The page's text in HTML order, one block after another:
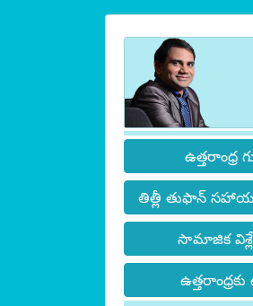
ఉత్తరాంధ్ర
తిత్లీ తుఫాన్ సహాయ
సామాజిక